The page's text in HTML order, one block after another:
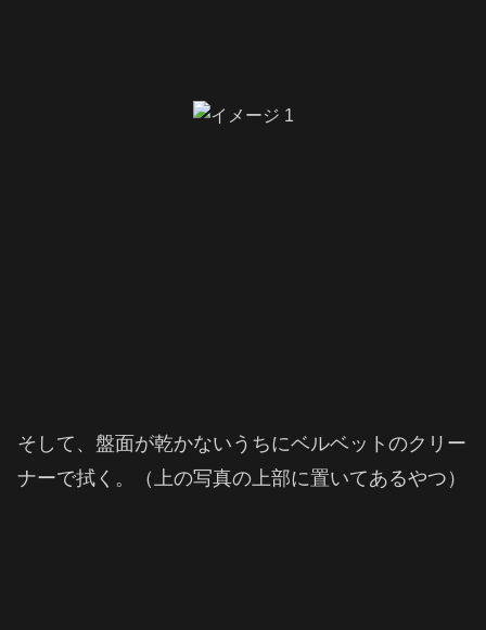
そして、盤面が乾かないうちにベルベットのクリー
ナーで拭く。（上の写真の上部に置いてあるやつ）